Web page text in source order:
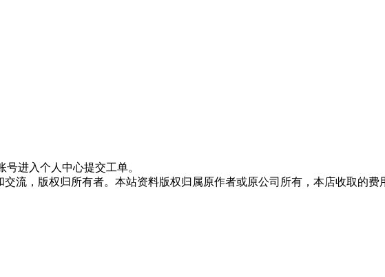
进入个人中心提交工单。
流，版权归所有者。本站资料版权归属原作者或原公司所有，本店收取的费